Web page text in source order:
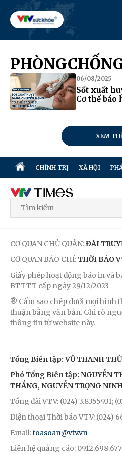
06/08/2025
Sốt xuất
Cơ thể báo
XEM
CHÍNH TRỊ XÃ HỘI
CƠ QUAN CHỦ QUẢN:ĐÀI
CƠ QUAN BÁO CHÍ:THỜI BÁO
Giấy phép hoạt động báo in và
BTTTT cấp ngày 29/12/2023
® Cấm sao chép dưới mọi hình
thuận bằng văn bản. Ghi rõ
thông tin từ website này.
Tổng Biên tập: VŨ THANH
Phó Tổng Biên tập: NGUYỄN
THẮNG, NGUYỄN TRỌNG
Tổng đài VTV: (024) 3.8355931;
Điện thoại Thời báo VTV: (024)
Email:toasoan@vtv.vn
Liên hệ quảng cáo: 0912.698.677